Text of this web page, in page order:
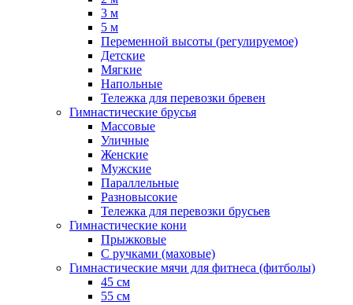
3 м
5 м
Переменной высоты (регулируемое)
Детские
Мягкие
Напольные
Тележка для перевозки бревен
Гимнастические брусья
Массовые
Уличные
Женские
Мужские
Параллельные
Разновысокие
Тележка для перевозки брусьев
Гимнастические кони
Прыжковые
С ручками (маховые)
Гимнастические мячи для фитнеса (фитболы)
45 см
55 см